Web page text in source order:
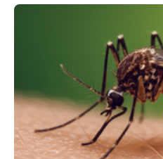
Grünalgen, die vor
lebten. Unter den Vorfahren
die noch heute in der Natur
Süßwasseralge
dieser Gruppe bilden aus
mit scheibenförmiger
nächsten…